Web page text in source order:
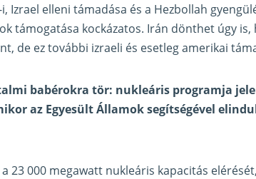
Izrael elleni támadása és a Hezbollah
támogatása kockázatos. Irán dönthet úgy is,
de ez további izraeli és esetleg amerikai
babérokra tör: nukleáris programja
az Egyesült Államok segítségével
23 000 megawatt nukleáris kapacitás